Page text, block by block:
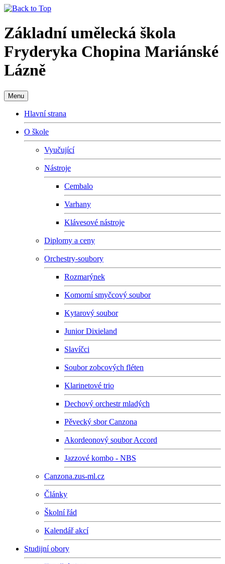
Základní umělecká škola
Fryderyka Chopina Mariánské
Lázně
Menu
Hlavní strana
O škole
Vyučující
Nástroje
Cembalo
Varhany
Klávesové nástroje
Diplomy a ceny
Orchestry-soubory
Rozmarýnek
Komorní smyčcový soubor
Kytarový soubor
Junior Dixieland
Slavíčci
Soubor zobcových fléten
Klarinetové trio
Dechový orchestr mladých
Pěvecký sbor Canzona
Akordeonový soubor Accord
Jazzové kombo - NBS
Canzona.zus-ml.cz
Články
Školní řád
Kalendář akcí
Studijní obory